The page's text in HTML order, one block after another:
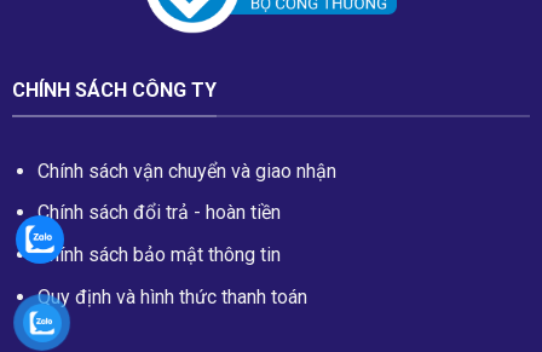
CHÍNH SÁCH CÔNG TY
Chính sách vận chuyển và giao nhận
Chính sách đổi trả - hoàn tiền
Chính sách bảo mật thông tin
Quy định và hình thức thanh toán